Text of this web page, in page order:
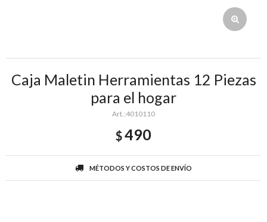
Caja Maletin Herramientas 12 Piezas
para el hogar
4010110
$490
MÉTODOS Y COSTOS DE ENVÍO